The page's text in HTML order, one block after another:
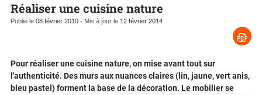
Réaliser une cuisine nature
Publié le 08 février 2010 - Mis à jour le 12 février 2014
Pour réaliser une cuisine nature, on mise avant tout sur
l'authenticité. Des murs aux nuances claires (lin, jaune, vert anis,
bleu pastel) forment la base de la décoration. Le mobilier se